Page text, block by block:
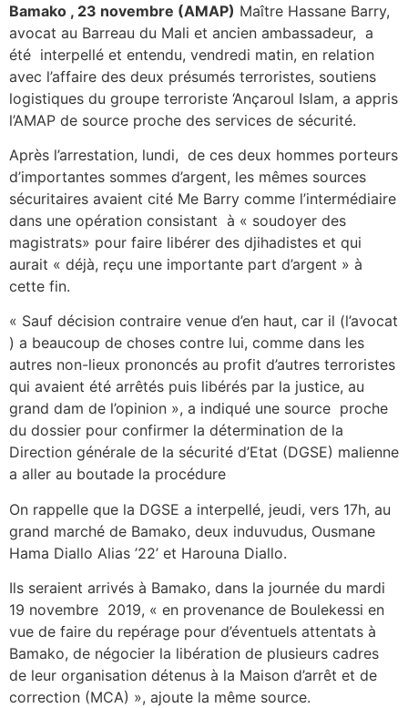
Bamako , 23 novembre (AMAP) Maître Hassane Barry,
avocat au Barreau du Mali et ancien ambassadeur, a
été interpellé et entendu, vendredi matin, en relation
avec l’affaire des deux présumés terroristes, soutiens
logistiques du groupe terroriste ‘Ançaroul Islam, a appris
l’AMAP de source proche des services de sécurité.
Après l’arrestation, lundi, de ces deux hommes porteurs
d’importantes sommes d’argent, les mêmes sources
sécuritaires avaient cité Me Barry comme l’intermédiaire
dans une opération consistant à « soudoyer des
magistrats» pour faire libérer des djihadistes et qui
aurait « déjà, reçu une importante part d’argent » à
cette fin.
« Sauf décision contraire venue d’en haut, car il (l’avocat
) a beaucoup de choses contre lui, comme dans les
autres non-lieux prononcés au profit d’autres terroristes
qui avaient été arrêtés puis libérés par la justice, au
grand dam de l’opinion », a indiqué une source proche
du dossier pour confirmer la détermination de la
Direction générale de la sécurité d’Etat (DGSE) malienne
a aller au boutade la procédure
On rappelle que la DGSE a interpellé, jeudi, vers 17h, au
grand marché de Bamako, deux induvudus, Ousmane
Hama Diallo Alias ’22’ et Harouna Diallo.
Ils seraient arrivés à Bamako, dans la journée du mardi
19 novembre 2019, « en provenance de Boulekessi en
vue de faire du repérage pour d’éventuels attentats à
Bamako, de négocier la libération de plusieurs cadres
de leur organisation détenus à la Maison d’arrêt et de
correction (MCA) », ajoute la même source.